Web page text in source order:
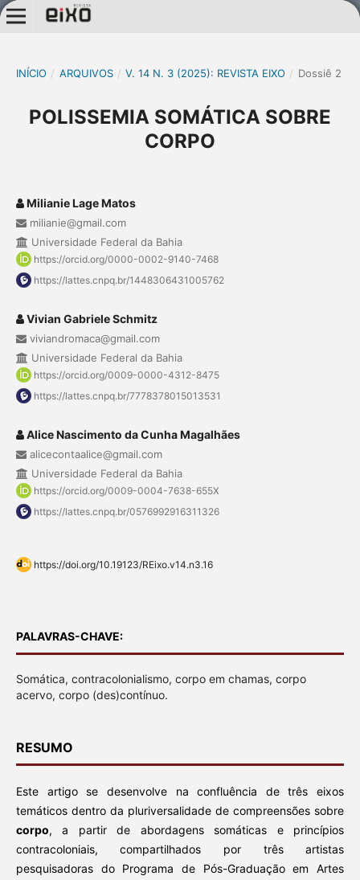
INÍCIO / ARQUIVOS / V. 14 N. 3 (2025): REVISTA EIXO / Dossiê 2
POLISSEMIA SOMÁTICA SOBRE
CORPO
Milianie Lage Matos
milianie@gmail.com
Universidade Federal da Bahia
https://orcid.org/0000-0002-9140-7468
https://lattes.cnpq.br/1448306431005762
Vivian Gabriele Schmitz
viviandromaca@gmail.com
Universidade Federal da Bahia
https://orcid.org/0009-0000-4312-8475
https://lattes.cnpq.br/7778378015013531
Alice Nascimento da Cunha Magalhães
alicecontaalice@gmail.com
Universidade Federal da Bahia
https://orcid.org/0009-0004-7638-655X
https://lattes.cnpq.br/0576992916311326
https://doi.org/10.19123/REixo.v14.n3.16
PALAVRAS-CHAVE:
Somática, contracolonialismo, corpo em chamas, corpo
acervo, corpo (des)contínuo.
RESUMO
Este artigo se desenvolve na confluência de três eixos
temáticos dentro da pluriversalidade de compreensões sobre
corpo, a partir de abordagens somáticas e princípios
contracoloniais, compartilhados por três artistas
pesquisadoras do Programa de Pós-Graduação em Artes